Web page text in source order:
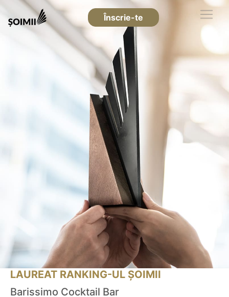
Înscrie-te
LAUREAT RANKING-UL ȘOIMII
Barissimo Cocktail Bar